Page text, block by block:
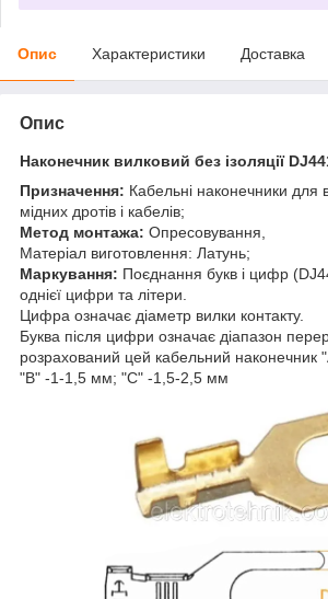
Опис Характеристики Доставка
Опис
Наконечник вилковий без ізоляції
Призначення: Кабельні наконечники для
мідних дротів і кабелів;
Метод монтажа: Опресовування,
Матеріал виготовлення: Латунь;
Маркування: Поєднання букв і цифр
однієї цифри та літери.
Цифра означає діаметр вилки контакту.
Буква після цифри означає діапазон
розрахований цей кабельний
"В" -1-1,5 мм; "С" -1,5-2,5 мм